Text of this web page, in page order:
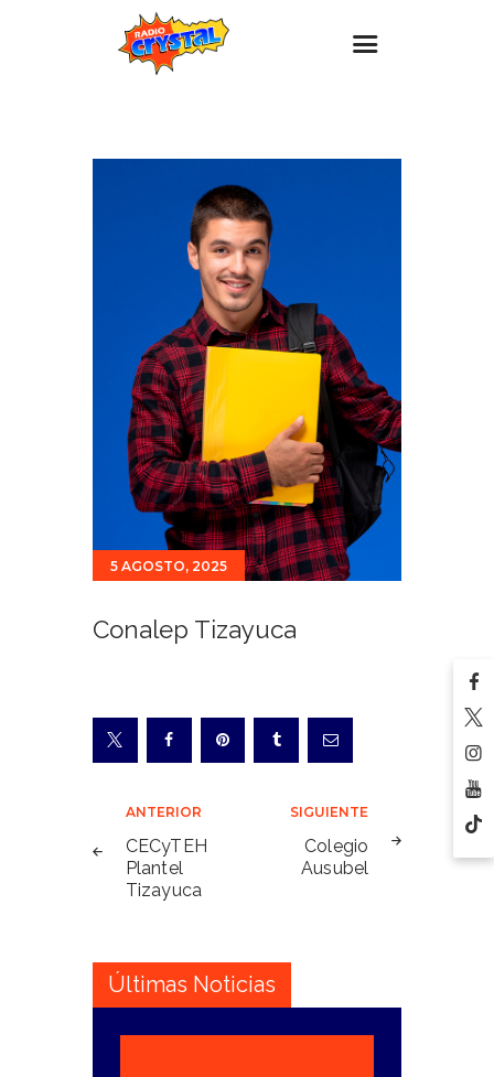
Promociones
Contacto
5 AGOSTO, 2025
Conalep Tizayuca
Navegación
de
entradas
ANTERIOR
CECyTEH
Plantel
Tizayuca
SIGUIENTE
Colegio
Ausubel
Últimas Noticias